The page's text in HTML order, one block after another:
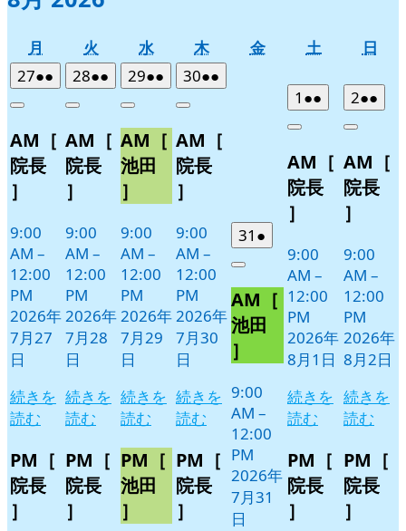
月
曜
日
火
曜
日
水水
曜
日
木木
曜
日
金金
土土
日
日
日
272026
年
月
27
日
●●
件
イ
ベ
ト)
Close
AM［
院長
］
9:00
AM –
12:00
PM
2026年
7月27
日
続きを
読む
PM［
院長
］
282026
年
月
28
日
●●
件
イ
ベ
ト)
Close
AM［
院長
］
9:00
AM –
12:00
PM
2026年
7月28
日
続きを
読む
PM［
院長
］
292026
年
月
29
日
●●
件
イ
ベ
ト)
Close
AM［
池田
］
9:00
AM –
12:00
PM
2026年
7月29
日
続きを
読む
PM［
池田
］
302026
年
月
30
日
●●
件
イ
Close
AM［
院長
］
9:00
AM –
12:00
PM
2026年
7月30
日
続きを
読む
PM［
院長
］
31 2026
年
月
31
日
●
件
イ
ベ
ト)
Close
AM［
池田
］
9:00
AM –
12:00
PM
2026年
7月31
日
1 2026
年
月
1
日
●●
件
イ
ベ
Close
AM［
院長
］
9:00
AM –
12:00
PM
2026年
8月1日
続きを
読む
PM［
院長
］
22026
年
月
2
日
●●
件
イ
ベ
Close
AM［
院長
］
9:00
AM –
12:00
PM
2026年
8月2日
続きを
読む
PM［
院長
］